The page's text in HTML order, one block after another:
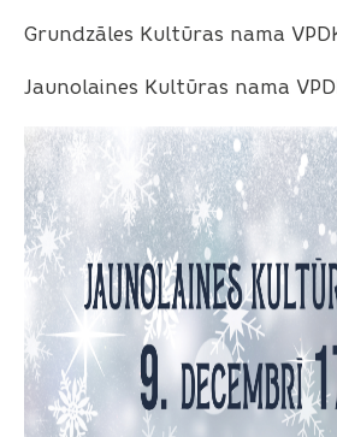
Grundzāles Kultūras nama
Jaunolaines Kultūras nama